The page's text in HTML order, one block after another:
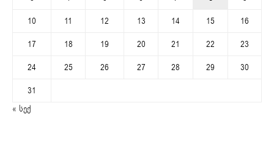
10
11 12 13 14 15
16
17
18 19 20 21 22
23
24
25 26 27 28 29
30
31
« სექ